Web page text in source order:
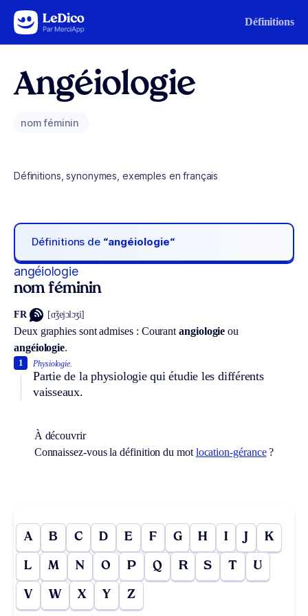
Aller au contenu Définitions
Angéiologie
nom féminin
Définitions, synonymes, exemples en français
Définitions de “angéiologie“
angéiologie
nom féminin
FR [ɑ̃ʒejɔlɔʒi]
Deux graphies sont admises : Courant angiologie ou
angéiologie.
Physiologie.
Partie de la physiologie qui étudie les différents
vaisseaux.
1
À découvrir
Connaissez-vous la définition du mot location-gérance?
A B C D E F G H I J K
L M N O P Q R S T U
V W X Y Z